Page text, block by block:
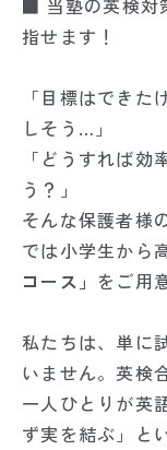
■ 当塾の英検対
指せます！
「目標はでき
しそう…」
「どうすれば
う？」
そんな保護者様
では小学生から
コース」 をご用
私たちは、単に
いません。英検
一人ひとりが英
ず実を結ぶ」と